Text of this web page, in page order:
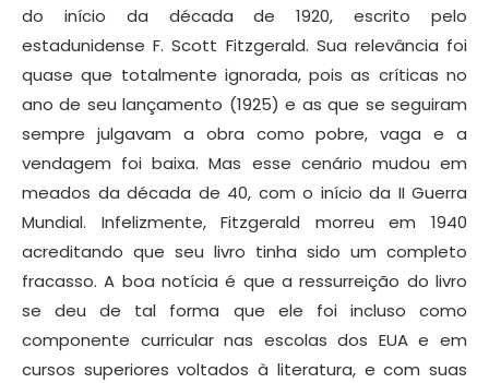
do início da década de 1920, escrito pelo
estadunidense F. Scott Fitzgerald. Sua relevância foi
quase que totalmente ignorada, pois as críticas no
ano de seu lançamento (1925) e as que se seguiram
sempre julgavam a obra como pobre, vaga e a
vendagem foi baixa. Mas esse cenário mudou em
meados da década de 40, com o início da II Guerra
Mundial. Infelizmente, Fitzgerald morreu em 1940
acreditando que seu livro tinha sido um completo
fracasso. A boa notícia é que a ressurreição do livro
se deu de tal forma que ele foi incluso como
componente curricular nas escolas dos EUA e em
cursos superiores voltados à literatura, e com suas